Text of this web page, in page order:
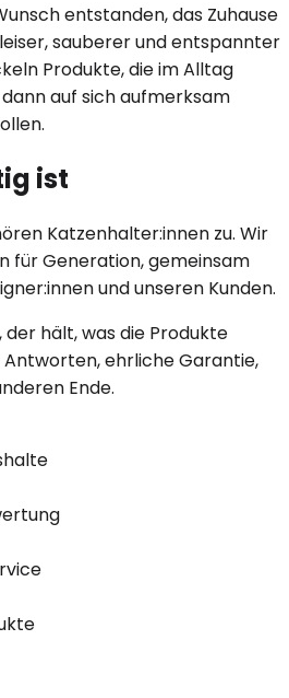
entstanden, das Zuhause
sauberer und entspannter
Produkte, die im Alltag
auf sich aufmerksam
ist
Katzenhalter:innen zu. Wir
für Generation, gemeinsam
und unseren Kunden.
der hält, was die Produkte
ehrliche Garantie,
Ende.